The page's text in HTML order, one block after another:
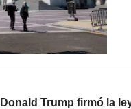
Donald Trump firmó la